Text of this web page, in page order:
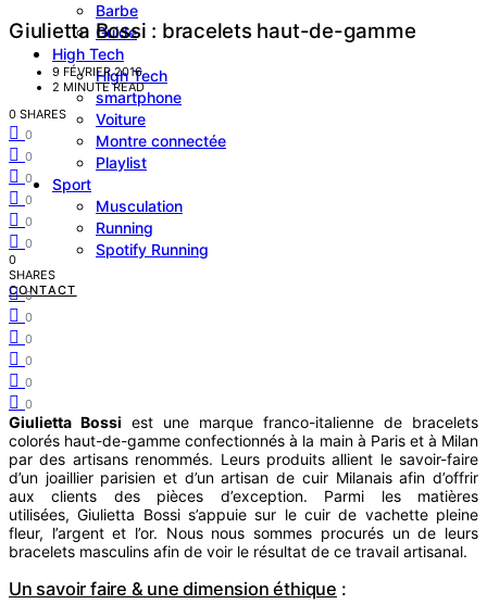
Barbe
Guide
High Tech
High Tech
smartphone
Voiture
Montre connectée
Playlist
Sport
Musculation
Running
Spotify Running
CONTACT
Giulietta Bossi : bracelets haut-de-gamme
9 FÉVRIER 2016
2 MINUTE READ
0 SHARES
0
0
0
0
0
0
0
SHARES
0
0
0
0
0
0
Giulietta Bossi est une marque franco-italienne de bracelets
colorés haut-de-gamme confectionnés à la main à Paris et à Milan
par des artisans renommés. Leurs produits allient le savoir-faire
d’un joaillier parisien et d’un artisan de cuir Milanais afin d’offrir
aux clients des pièces d’exception. Parmi les matières
utilisées, Giulietta Bossi s’appuie sur le cuir de vachette pleine
fleur, l’argent et l’or. Nous nous sommes procurés un de leurs
bracelets masculins afin de voir le résultat de ce travail artisanal.
Un savoir faire & une dimension éthique :